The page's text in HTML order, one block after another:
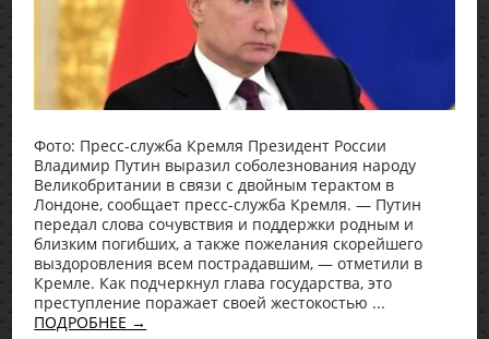
Фото: Пресс-служба Кремля Президент России
Владимир Путин выразил соболезнования народу
Великобритании в связи с двойным терактом в
Лондоне, сообщает пресс-служба Кремля. — Путин
передал слова сочувствия и поддержки родным и
близким погибших, а также пожелания скорейшего
выздоровления всем пострадавшим, — отметили в
Кремле. Как подчеркнул глава государства, это
преступление поражает своей жестокостью ...
ПОДРОБНЕЕ →